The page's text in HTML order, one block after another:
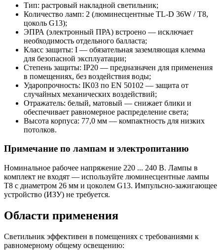
Тип: растровый накладной светильник;
Количество ламп: 2 (люминесцентные TL-D 36W / T8,
цоколь G13);
ЭПРА (электронный ПРА) встроено — исключает
необходимость отдельного балласта;
Класс защиты: I — обязательная заземляющая клемма
для безопасной эксплуатации;
Степень защиты: IP20 — предназначен для применения
в помещениях, без воздействия воды;
Ударопрочность: IK03 по EN 50102 — защита от
случайных механических воздействий;
Отражатель: белый, матовый — снижает блики и
обеспечивает равномерное распределение света;
Высота корпуса: 77,0 мм — компактность для низких
потолков.
Примечание по лампам и электропитанию
Номинальное рабочее напряжение 220 ... 240 В. Лампы в
комплект не входят — используйте люминесцентные лампы
T8 с диаметром 26 мм и цоколем G13. Импульсно-зажигающее
устройство (ИЗУ) не требуется.
Области применения
Светильник эффективен в помещениях с требованиями к
равномерному общему освещению: